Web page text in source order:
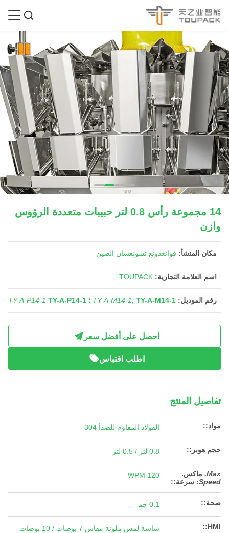
14 مجموعة رأس 0.8 لتر حبيبات متعددة الرؤوس
وازن
مكان المنشأ: قوانغدونغ تشونغشان الصين
اسم العلامة التجارية: TOUPACK
رقم الموديل: TY-A-M14-1; TY-A-M14-1 ؛ TY-A-P14-1 TY-A-P14-1
احصل على أفضل سعر
اطلب اقتباس
تفاصيل المنتج
مواد:: الفولاذ المقاوم للصدأ 304
حجم هوبر:: 0.8 لتر / 0.5 لتر
Max. ماكس.
Speed:
سرعة::
120 WPM
صحة:: 0.1 جم
HMI:: شاشة لمس ملونة مقاس 7 بوصات / 10 بوصات